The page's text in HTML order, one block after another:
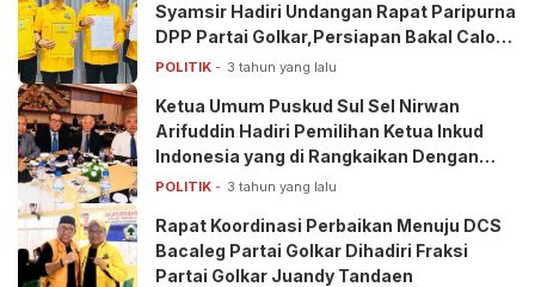
Syamsir Hadiri Undangan Rapat Paripurna
DPP Partai Golkar,Persiapan Bakal Calon
Kepala Daerah 2024
POLITIK 3 tahun yang lalu
Ketua Umum Puskud Sul Sel Nirwan
Arifuddin Hadiri Pemilihan Ketua Inkud
Indonesia yang di Rangkaikan Dengan
Deklarasi Dukung Prabowo-Gibran di
POLITIK 3 tahun yang lalu
Rapat Koordinasi Perbaikan Menuju DCS
Bacaleg Partai Golkar Dihadiri Fraksi
Partai Golkar Juandy Tandaen